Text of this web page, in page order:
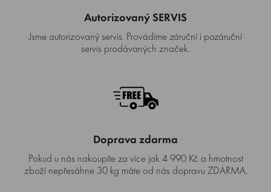
Autorizovaný SERVIS
Jsme autorizovaný servis. Provádíme záruční i pozáruční
servis prodávaných značek.
Doprava zdarma
Pokud u nás nakoupíte za více jak 4 990 Kč a hmotnost
zboží nepřesáhne 30 kg máte od nás dopravu ZDARMA.